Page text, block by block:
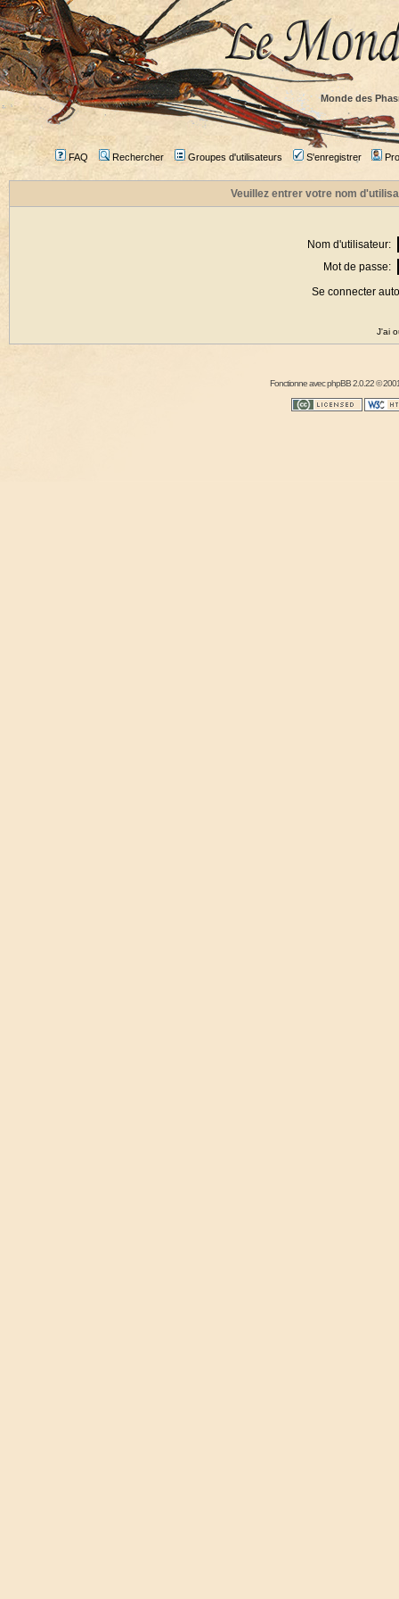
Monde des
FAQ Rechercher Groupes d'utilisateurs S'enregistrer
Veuillez entrer votre nom
Nom d'utilisateur:
Mot de passe:
Se connecter
J'ai
Fonctionne avecphpBB2.0.22 ©